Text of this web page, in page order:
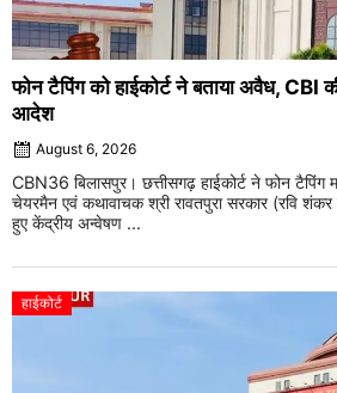
फोन टैपिंग को हाईकोर्ट ने बताया अवैध, CBI
आदेश
August 6, 2026
CBN36 बिलासपुर। छत्तीसगढ़ हाईकोर्ट ने फोन टैपिंग
चेयरमैन एवं कथावाचक श्री रावतपुरा सरकार (रवि शंकर
हुए केंद्रीय अन्वेषण ...
हाईकोर्ट